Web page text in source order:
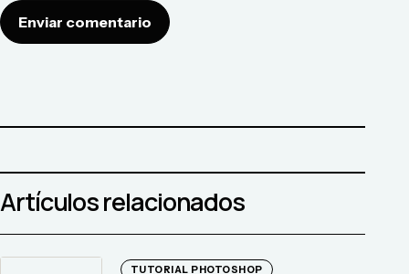
Enviar comentario
Artículos relacionados
TUTORIAL PHOTOSHOP